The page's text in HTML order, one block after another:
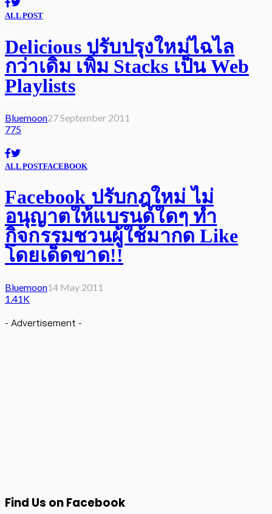
ALL POST
Delicious ปรับปรุงใหม่ไฉไล
กว่าเดิม เพิ่ม Stacks เป็น Web
Playlists
Bluemoon27 September 2011
775
ALL POSTFACEBOOK
Facebook ปรับกฎใหม่ ไม่
อนุญาตให้แบรนด์ใดๆ ทำ
กิจกรรมชวนผู้ใช้มากด Like
โดยเด็ดขาด!!
Bluemoon14 May 2011
1.41K
- Advertisement -
Find Us on Facebook